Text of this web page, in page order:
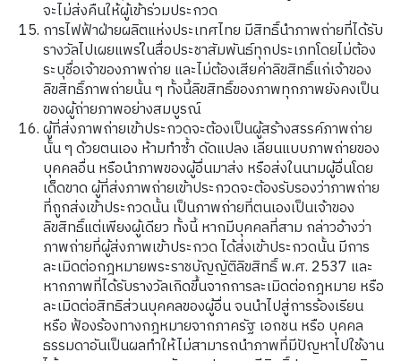
จะไม่ส่งคืนให้ผู้เข้าร่วมประกวด
การไฟฟ้าฝ่ายผลิตแห่งประเทศไทย มีสิทธิ์นำภาพถ่ายที่ได้รับ
รางวัลไปเผยแพร่ในสื่อประชาสัมพันธ์ทุกประเภทโดยไม่ต้อง
ระบุชื่อเจ้าของภาพถ่าย และไม่ต้องเสียค่าลิขสิทธิ์แก่เจ้าของ
ลิขสิทธิ์ภาพถ่ายนั้น ๆ ทั้งนี้ลิขสิทธิ์ของภาพทุกภาพยังคงเป็น
ของผู้ถ่ายภาพอย่างสมบูรณ์
ผู้ที่ส่งภาพถ่ายเข้าประกวดจะต้องเป็นผู้สร้างสรรค์ภาพถ่าย
นั้น ๆ ด้วยตนเอง ห้ามทำซ้ำ ดัดแปลง เลียนแบบภาพถ่ายของ
บุคคลอื่น หรือนำภาพของผู้อื่นมาส่ง หรือส่งในนามผู้อื่นโดย
เด็ดขาด ผู้ที่ส่งภาพถ่ายเข้าประกวดจะต้องรับรองว่าภาพถ่าย
ที่ถูกส่งเข้าประกวดนั้น เป็นภาพถ่ายที่ตนเองเป็นเจ้าของ
ลิขสิทธิ์แต่เพียงผู้เดียว ทั้งนี้ หากมีบุคคลที่สาม กล่าวอ้างว่า
ภาพถ่ายที่ผู้ส่งภาพเข้าประกวด ได้ส่งเข้าประกวดนั้น มีการ
ละเมิดต่อกฎหมายพระราชบัญญัติลิขสิทธิ์ พ.ศ. 2537 และ
หากภาพที่ได้รับรางวัลเกิดขึ้นจากการละเมิดต่อกฎหมาย หรือ
ละเมิดต่อสิทธิส่วนบุคคลของผู้อื่น จนนำไปสู่การร้องเรียน
หรือ ฟ้องร้องทางกฎหมายจากภาครัฐ เอกชน หรือ บุคคล
ธรรมดาอันเป็นผลทำให้ไม่สามารถนำภาพที่มีปัญหาไปใช้งาน